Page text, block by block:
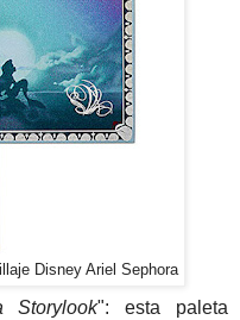
Disney Ariel Sephora
Storylook": esta paleta